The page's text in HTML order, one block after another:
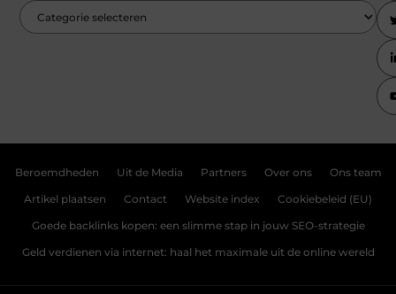
Beroemdheden Uit de Media Partners Over ons Ons team
Artikel plaatsen Contact Website index Cookiebeleid (EU)
Goede backlinks kopen: een slimme stap in jouw SEO-strategie
Geld verdienen via internet: haal het maximale uit de online wereld